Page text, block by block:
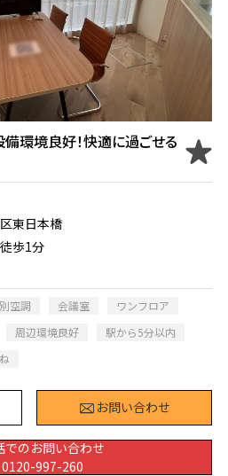
備環境良好！快適に過ごせる
東日本橋
歩1分
空調 会議室
ワンフロア
周辺環境良好
駅から5分以内
お問い合わせ
でのお問い合わせ
0120-997-260